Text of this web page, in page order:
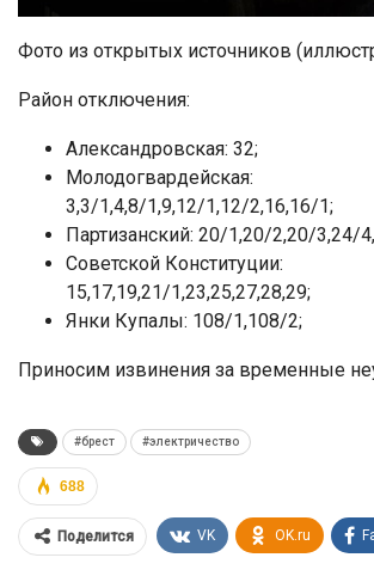
Фото из открытых источников
Район отключения:
Александровская: 32;
Молодогвардейская:
3,3/1,4,8/1,9,12/1,12/2,16,16/1;
Партизанский: 20/1,20/2,20/3,24/
Советской Конституции:
15,17,19,21/1,23,25,27,28,29;
Янки Купалы: 108/1,108/2;
Приносим извинения за временные
#брест #электричество
688
Поделится VK OK.ru